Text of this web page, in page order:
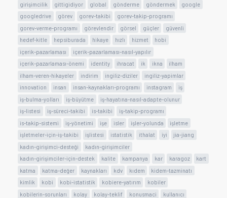
girişimcilik
gittigidiyor global gönderme göndermek
google
googledrive
görev gorev-takibi
gorev-takip-programı
gorev-verme-programı
görevlendir görsel güçler
güvenli
hedef-kitle
hepsiburada hikaye hızlı hizmet
hobi
içerik-pazarlaması
içerik-pazarlaması-nasıl-yapılır
içerik-pazarlaması-önemi
identity ihracat ik ikna
ilham
ilham-veren-hikayeler
indirim ingiliz-diziler
ingiliz-yapimlar
innovation
insan insan-kaynakları-programı instagram
iş
iş-bulma-yolları
iş-büyütme
iş-hayatına-nasıl-adapte-olunur
iş-listesi
iş-süreci-takibi is-takibi
iş-takip-programı
is-takip-sistemi
iş-yönetimi işe isler işler-yolunda
işletme
işletmeler-için-iş-takibi
işlistesi istatistik ithalat iyi
jia-jiang
kadın-girişimci-desteği
kadın-girişimciler
kadın-girişimciler-için-destek
kalite kampanya kar karagoz
kart
katma
katma-değer kaynakları kdv kıdem
kidem-tazminatı
kimlik
kobi kobi-istatistik kobiere-yatırım
kobiler
kobilerin-sorunları
kolay kolay-teklif konusmaci
kullanıcı